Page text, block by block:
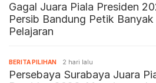
Gagal Juara Piala Presiden
Persib Bandung Petik Banyak
Pelajaran
BERITA PILIHAN 2 hari lalu
Persebaya Surabaya Juara